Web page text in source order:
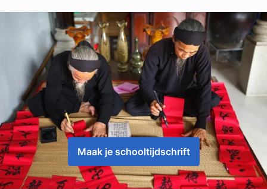
Maak je schooltijdschrift